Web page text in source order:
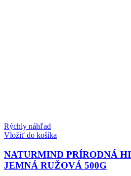
Rýchly náhľad
Vložiť do košíka
NATURMIND PRÍRODNÁ
JEMNÁ RUŽOVÁ 500G